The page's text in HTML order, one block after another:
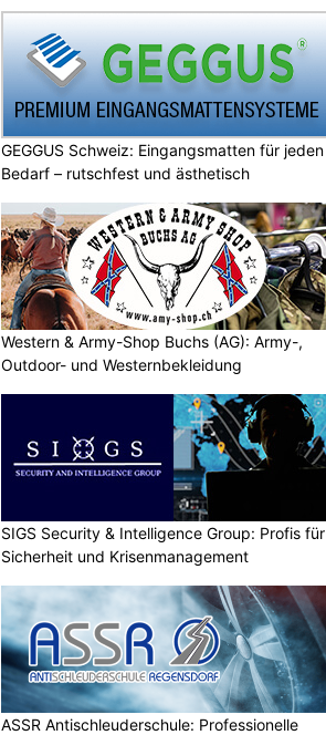
GEGGUS Schweiz: Eingangsmatten für jeden
Bedarf – rutschfest und ästhetisch
Western & Army-Shop Buchs (AG): Army-,
Outdoor- und Westernbekleidung
SIGS Security & Intelligence Group: Profis für
Sicherheit und Krisenmanagement
ASSR Antischleuderschule: Professionelle